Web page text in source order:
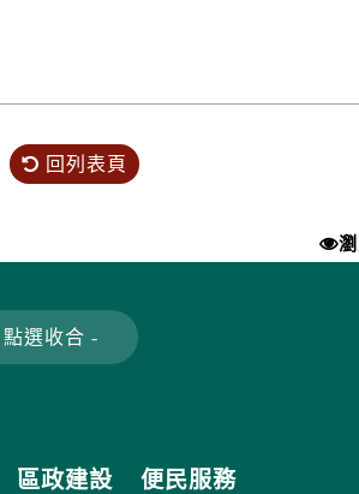
回列表頁
區政建設 便民服務